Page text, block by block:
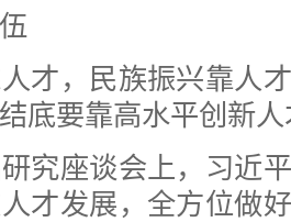
，民族振兴靠人才
底要靠高水平创新
座谈会上，习近平
才发展，全方位做